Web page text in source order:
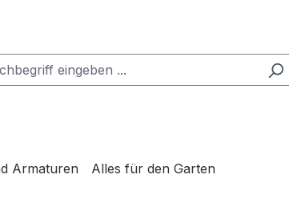
Armaturen Alles für den Garten